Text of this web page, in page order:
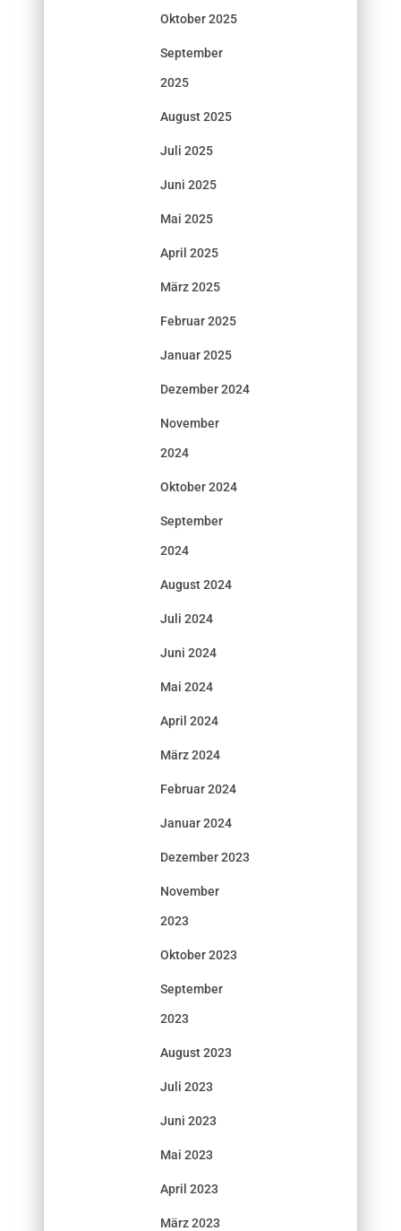
Oktober 2025
September
2025
August 2025
Juli 2025
Juni 2025
Mai 2025
April 2025
März 2025
Februar 2025
Januar 2025
Dezember 2024
November
2024
Oktober 2024
September
2024
August 2024
Juli 2024
Juni 2024
Mai 2024
April 2024
März 2024
Februar 2024
Januar 2024
Dezember 2023
November
2023
Oktober 2023
September
2023
August 2023
Juli 2023
Juni 2023
Mai 2023
April 2023
März 2023